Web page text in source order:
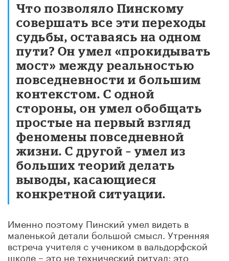
Что позволяло Пинскому
совершать все эти переходы
судьбы, оставаясь на одном
пути? Он умел «прокидывать
мост» между реальностью
повседневности и большим
контекстом. С одной
стороны, он умел обобщать
простые на первый взгляд
феномены повседневной
жизни. С другой – умел из
больших теорий делать
выводы, касающиеся
конкретной ситуации.
Именно поэтому Пинский умел видеть в
маленькой детали большой смысл. Утренняя
встреча учителя с учеником в вальдорфской
школе – это не технический ритуал: это